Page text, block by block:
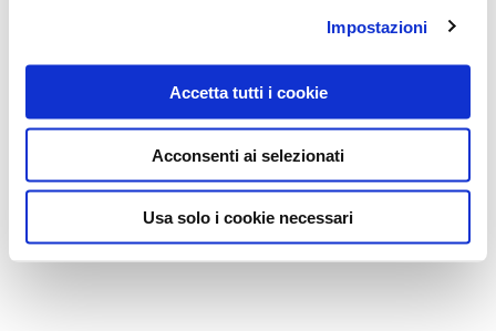
Impostazioni
Accetta tutti i cookie
Acconsenti ai selezionati
Usa solo i cookie necessari